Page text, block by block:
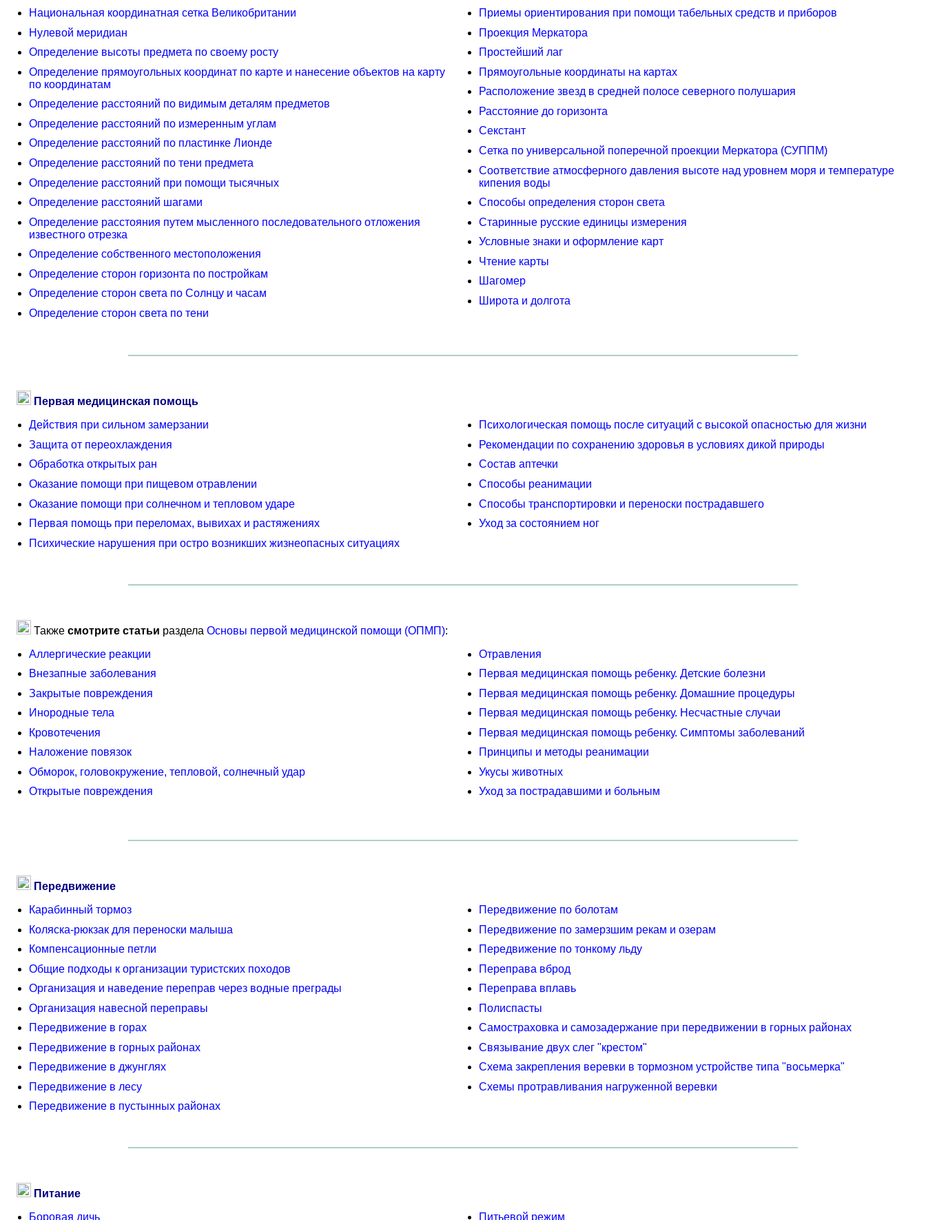
Национальная координатная сетка Великобритании
Нулевой меридиан
Определение высоты предмета по своему росту
Определение прямоугольных координат по карте и нанесение объектов на карту
по координатам
Определение расстояний по видимым деталям предметов
Определение расстояний по измеренным углам
Определение расстояний по пластинке Лионде
Определение расстояний по тени предмета
Определение расстояний при помощи тысячных
Определение расстояний шагами
Определение расстояния путем мысленного последовательного отложения
известного отрезка
Определение собственного местоположения
Определение сторон горизонта по постройкам
Определение сторон света по Солнцу и часам
Определение сторон света по тени
Приемы ориентирования при помощи табельных средств и приборов
Проекция Меркатора
Простейший лаг
Прямоугольные координаты на картах
Расположение звезд в средней полосе северного полушария
Расстояние до горизонта
Секстант
Сетка по универсальной поперечной проекции Меркатора (СУППМ)
Соответствие атмосферного давления высоте над уровнем моря и температуре
кипения воды
Способы определения сторон света
Старинные русские единицы измерения
Условные знаки и оформление карт
Чтение карты
Шагомер
Широта и долгота
Первая медицинская помощь
Действия при сильном замерзании
Защита от переохлаждения
Обработка открытых ран
Оказание помощи при пищевом отравлении
Оказание помощи при солнечном и тепловом ударе
Первая помощь при переломах, вывихах и растяжениях
Психические нарушения при остро возникших жизнеопасных ситуациях
Психологическая помощь после ситуаций с высокой опасностью для жизни
Рекомендации по сохранению здоровья в условиях дикой природы
Состав аптечки
Способы реанимации
Способы транспортировки и переноски пострадавшего
Уход за состоянием ног
Также смотрите статьи раздела Основы первой медицинской помощи (ОПМП):
Аллергические реакции
Внезапные заболевания
Закрытые повреждения
Инородные тела
Кровотечения
Наложение повязок
Обморок, головокружение, тепловой, солнечный удар
Открытые повреждения
Отравления
Первая медицинская помощь ребенку. Детские болезни
Первая медицинская помощь ребенку. Домашние процедуры
Первая медицинская помощь ребенку. Несчастные случаи
Первая медицинская помощь ребенку. Симптомы заболеваний
Принципы и методы реанимации
Укусы животных
Уход за пострадавшими и больным
Передвижение
Карабинный тормоз
Коляска-рюкзак для переноски малыша
Компенсационные петли
Общие подходы к организации туристских походов
Организация и наведение переправ через водные преграды
Организация навесной переправы
Передвижение в горах
Передвижение в горных районах
Передвижение в джунглях
Передвижение в лесу
Передвижение в пустынных районах
Передвижение по болотам
Передвижение по замерзшим рекам и озерам
Передвижение по тонкому льду
Переправа вброд
Переправа вплавь
Полиспасты
Самостраховка и самозадержание при передвижении в горных районах
Связывание двух слег "крестом"
Схема закрепления веревки в тормозном устройстве типа "восьмерка"
Схемы протравливания нагруженной веревки
Питание
Боровая дичь
Питьевой режим